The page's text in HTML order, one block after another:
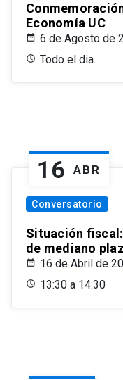
Economía UC
6 de Agosto de
Todo el dia.
16 ABR
Conversatorio
Situación
de mediano
16 de Abril de
13:30 a 14:30